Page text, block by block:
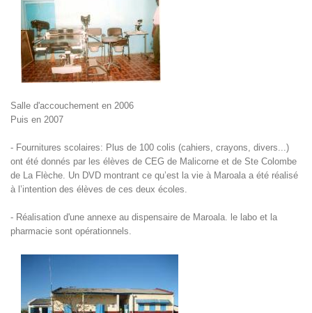
Salle d'accouchement en 2006
Puis en 2007
- Fournitures scolaires: Plus de 100 colis (cahiers, crayons, divers...)
ont été donnés par les élèves de CEG de Malicorne et de Ste Colombe
de La Flèche. Un DVD montrant ce qu’est la vie à Maroala a été réalisé
à l’intention des élèves de ces deux écoles.
- Réalisation d'une annexe au dispensaire de Maroala. le labo et la
pharmacie sont opérationnels.